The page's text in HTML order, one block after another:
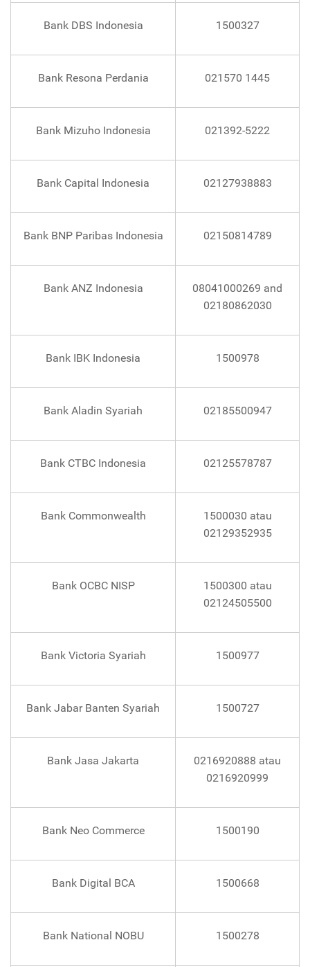
Bank DBS Indonesia 1500327
Bank Resona Perdania 021570 1445
Bank Mizuho Indonesia 021392-5222
Bank Capital Indonesia 02127938883
Bank BNP Paribas Indonesia 02150814789
Bank ANZ Indonesia
08041000269 and
02180862030
Bank IBK Indonesia 1500978
Bank Aladin Syariah 02185500947
Bank CTBC Indonesia 02125578787
Bank Commonwealth
1500030 atau
02129352935
Bank OCBC NISP
1500300 atau
02124505500
Bank Victoria Syariah 1500977
Bank Jabar Banten Syariah 1500727
Bank Jasa Jakarta
0216920888 atau
0216920999
Bank Neo Commerce 1500190
Bank Digital BCA 1500668
Bank National NOBU 1500278